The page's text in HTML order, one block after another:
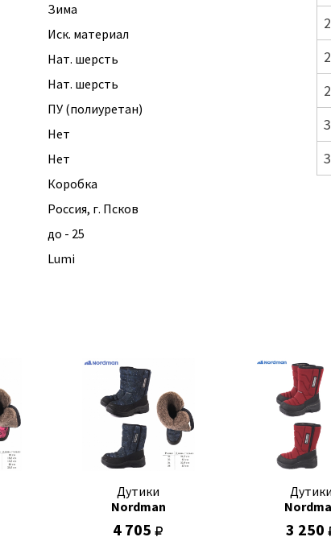
Зима
Иск. материал
Нат. шерсть
Нат. шерсть
ПУ (полиуретан)
Нет
Нет
Коробка
Россия, г. Псков
до - 25
Lumi
Дутики
Nordman
4 705
Дутики
3 250